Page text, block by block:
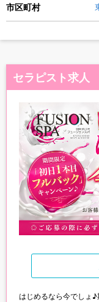
市区町村
セラピスト求人
はじめるなら今でしょ